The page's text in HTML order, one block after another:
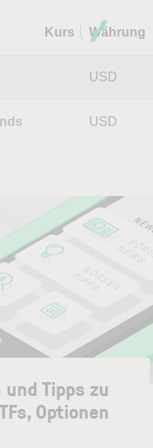
Kurs Währung
USD
USD
Tipps zu
Optionen